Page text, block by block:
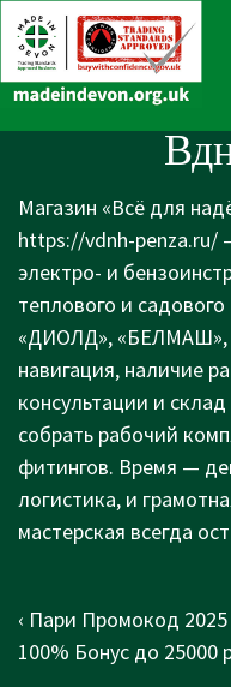
Skip
to
Main
Магазин «Всё для
https://vdnh-penza.ru/
электро- и
теплового и
«ДИОЛД», «БЕЛМАШ»,
навигация, наличие
консультации и
собрать рабочий
фитингов. Время —
логистика, и
мастерская всегда
Post
navigation
Previous
Post
‹ Пари Промокод
100% Бонус до 25000